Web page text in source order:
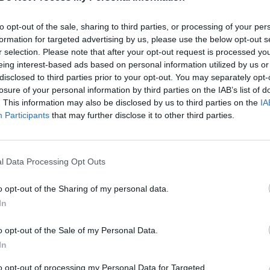
opt-out of the sale, sharing to third parties, or processing of your
for targeted advertising by us, please use the below opt-out
selection. Please note that after your opt-out request is processed
interest-based ads based on personal information utilized by us
to third parties prior to your opt-out. You may separately
of your personal information by third parties on the IAB’s list of
This information may also be disclosed by us to third parties on the
Participants that may further disclose it to other third parties.
Data Processing Opt Outs
opt-out of the Sharing of my personal data.
opt-out of the Sale of my Personal Data.
opt-out of processing my Personal Data for Targeted
žmonės
Žinios | Pasaulis
00:00:59
valstijoje nuo bėgių
traukinys, gabenęs
gaisrui evakuota 800
Vakarų Virdžinijoje užfiksuotas
kraupus incidentas: matyti
bėgių nuvažiavusio traukinio
00:00:29
– susidūrus
žuvo mažiausiai vienas
sužeistų
Pasaulis
JAV po traukinio ir
vagonai